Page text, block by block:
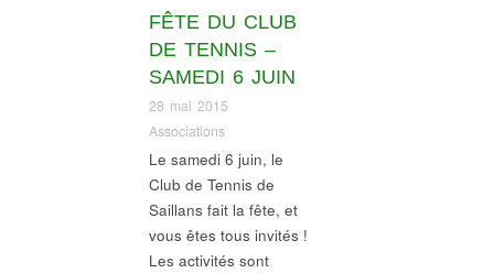
FÊTE DU CLUB
DE TENNIS –
SAMEDI 6 JUIN
28 mai 2015
Associations
Le samedi 6 juin, le
Club de Tennis de
Saillans fait la fête, et
vous êtes tous invités !
Les activités sont